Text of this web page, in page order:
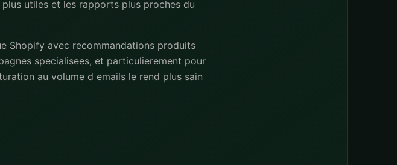
utiles et les rapports plus proches du
Shopify avec recommandations produits
specialisees, et particulierement pour
au volume d emails le rend plus sain